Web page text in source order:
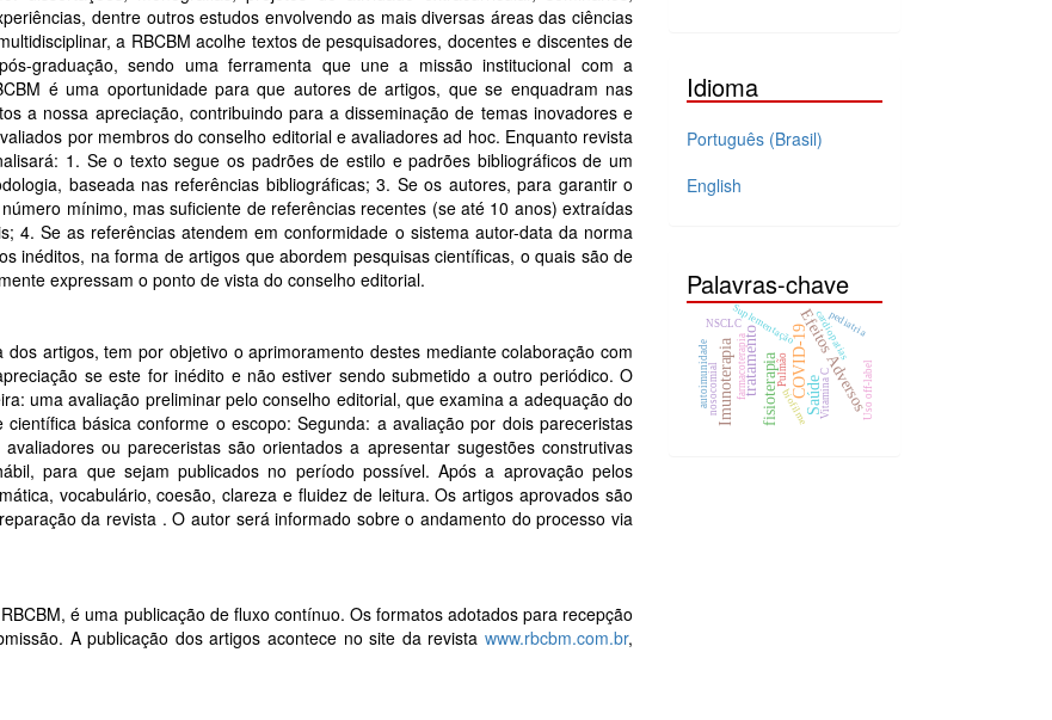
dentre outros estudos envolvendo as mais diversas áreas das ciências
a RBCBM acolhe textos de pesquisadores, docentes e discentes de
graduação, sendo uma ferramenta que une a missão institucional com a
é uma oportunidade para que autores de artigos, que se enquadram nas
a nossa apreciação, contribuindo para a disseminação de temas inovadores e
por membros do conselho editorial e avaliadores ad hoc. Enquanto revista
1. Se o texto segue os padrões de estilo e padrões bibliográficos de um
baseada nas referências bibliográficas; 3. Se os autores, para garantir o
mínimo, mas suficiente de referências recentes (se até 10 anos) extraídas
4. Se as referências atendem em conformidade o sistema autor-data da norma
inéditos, na forma de artigos que abordem pesquisas científicas, o quais são de
expressam o ponto de vista do conselho editorial.
artigos, tem por objetivo o aprimoramento destes mediante colaboração com
se este for inédito e não estiver sendo submetido a outro periódico. O
uma avaliação preliminar pelo conselho editorial, que examina a adequação do
básica conforme o escopo: Segunda: a avaliação por dois pareceristas
ou pareceristas são orientados a apresentar sugestões construtivas
para que sejam publicados no período possível. Após a aprovação pelos
vocabulário, coesão, clareza e fluidez de leitura. Os artigos aprovados são
da revista . O autor será informado sobre o andamento do processo via
é uma publicação de fluxo contínuo. Os formatos adotados para recepção
A publicação dos artigos acontece no site da revista www.rbcbm.com.br,
Idioma
Português (Brasil)
English
Palavras-chave
Efeitos Adversos
Saúde
tratamentofisioterapia
Imunoterapia COVID-19
Suplementação
Vitamina C
farmacoterapia cardiopatias
pediatria
Uso off-label
NSCLC
Pulmão
nosocomial biofilme
autoimunidade